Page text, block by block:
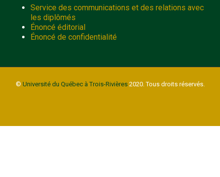
Service des communications et des relations avec
les diplômés
Énoncé éditorial
Énoncé de confidentialité
© Université du Québec à Trois-Rivières2020. Tous droits réservés.